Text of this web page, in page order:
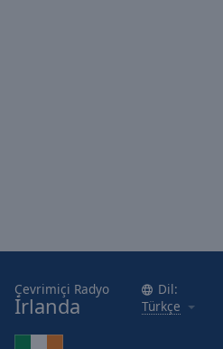
Font
Family
Çevrimiçi Radyo
İrlanda
Dil:
Türkçe